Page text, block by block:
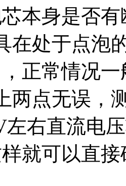
芯本身是否
在处于点泡
正常情况
两点无误，
左右直流电
就可以直